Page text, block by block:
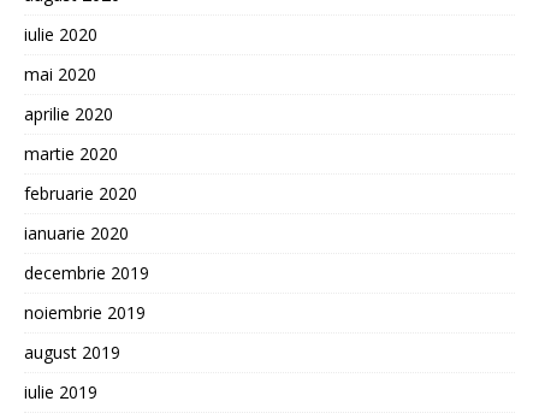
iulie 2020
mai 2020
aprilie 2020
martie 2020
februarie 2020
ianuarie 2020
decembrie 2019
noiembrie 2019
august 2019
iulie 2019